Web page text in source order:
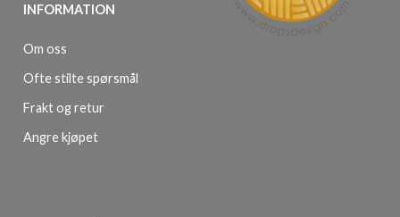
INFORMATION
Om oss
Ofte stilte spørsmål
Frakt og retur
Angre kjøpet